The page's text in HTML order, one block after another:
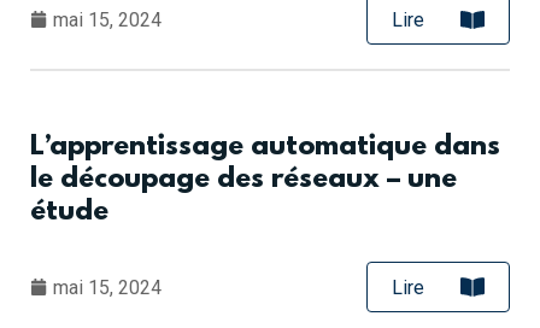
mai 15, 2024 Lire
L’apprentissage automatique dans
le découpage des réseaux – une
étude
mai 15, 2024 Lire